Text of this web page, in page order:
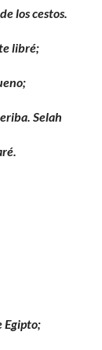
los cestos.
libré;
Selah
Egipto;